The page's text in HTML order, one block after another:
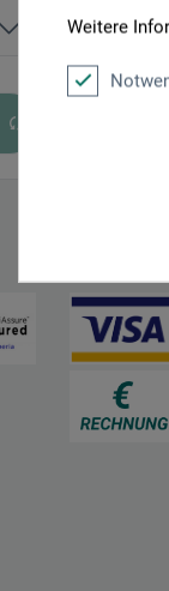
Weitere